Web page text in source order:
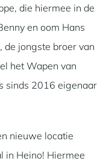
die hiermee in de
en oom Hans
de jongste broer van
het Wapen van
sinds 2016 eigenaar
nieuwe locatie
in Heino! Hiermee